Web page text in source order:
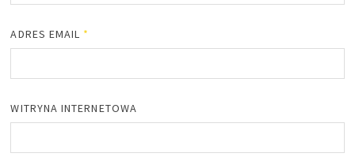
ADRES EMAIL *
WITRYNA INTERNETOWA